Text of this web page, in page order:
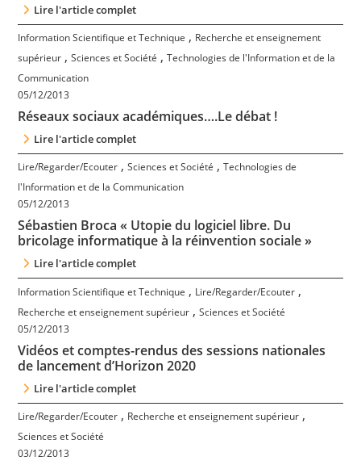
Lire l'article complet
Information Scientifique et Technique , Recherche et enseignement
supérieur ,Sciences et Société ,Technologies de l'Information et de la
Communication
05/12/2013
Réseaux sociaux académiques….Le débat !
Lire l'article complet
Lire/Regarder/Ecouter ,Sciences et Société ,Technologies de
l'Information et de la Communication
05/12/2013
Sébastien Broca « Utopie du logiciel libre. Du
bricolage informatique à la réinvention sociale »
Lire l'article complet
Information Scientifique et Technique , Lire/Regarder/Ecouter ,
Recherche et enseignement supérieur ,Sciences et Société
05/12/2013
Vidéos et comptes-rendus des sessions nationales
de lancement d’Horizon 2020
Lire l'article complet
Lire/Regarder/Ecouter , Recherche et enseignement supérieur ,
Sciences et Société
03/12/2013